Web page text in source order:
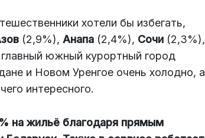
хотели бы избегать,
(2,9%), Анапа (2,4%), Сочи (2,3%),
южный курортный город
и Новом Уренгое очень холодно, а
интересного.
на жильё благодаря прямым